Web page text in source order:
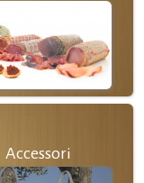
Accessori